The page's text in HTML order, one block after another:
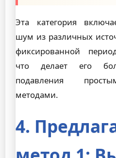
Эта категория
шум из различных
фиксированной
что делает его
подавления
методами.
4.